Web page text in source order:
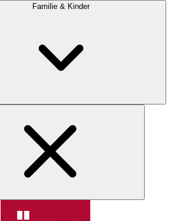
Familie & Kinder